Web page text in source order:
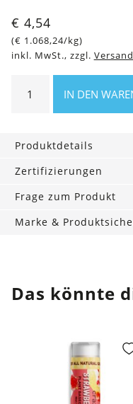
€ 4,54
(€ 1.068,24/kg)
inkl. MwSt., zzgl. Versand
Lemon
Lippenbalsam
IN DEN
Produktdetails
Zertifizierungen
Frage zum Produkt
Marke &
Das könnte